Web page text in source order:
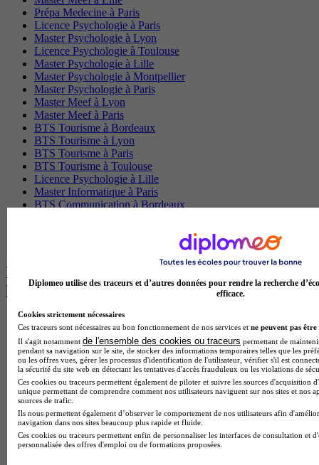
Prépa Medecine à Paris
Licence Psychologie à Paris
Master Psychologie à Lyon
Licence Psychologie à Toulouse
Master Psychologie à Lille
Master Psychologie à Montpellier
Master Psychologie à Paris
Master Meef à Lyon
Master Meef à Paris
BTS Tourisme à Bordeaux
BTS Tourisme à Lyon
BTS Tourisme à Paris
BTS Tourisme à Toulouse
Licence Psychologie à Lille
Master Informatique à Paris
BTS Communication à Bordeaux
Les intitulés de diplôme par alternance
les plus recherchés
BTS Esf en alternance
BTS Dietetique en alternance
BTS Mco en alternance
BTS Pi en alternance
BTS Sp3s en alternance
Master CCA en alternance
BTS Ndrc en alternance
BTS Sam en alternance
Cap Fleuriste en alternance
BTS Sio en alternance
MSc Marketing Digital en alternance
Diplomeo utilise des traceurs et d’autres données pour rendre la recherche
efficace.
Cookies strictement nécessaires
Ces traceurs sont nécessaires au bon fonctionnement de nos services et ne peuvent pas être
Il s'agit notamment de l'ensemble des cookies ou traceurs permettant de
pendant sa navigation sur le site, de stocker des informations temporaires telles que les
ou les offres vues, gérer les processus d'identification de l'utilisateur, vérifier s'il est
la sécurité du site web en détectant les tentatives d'accès frauduleux ou les violations de
Ces cookies ou traceurs permettent également de piloter et suivre les sources d'acquisition
unique permettant de comprendre comment nos utilisateurs naviguent sur nos sites et nos
sources de trafic.
Ils nous permettent également d’observer le comportement de nos utilisateurs afin
navigation dans nos sites beaucoup plus rapide et fluide.
Ces cookies ou traceurs permettent enfin de personnaliser les interfaces de consultation et
personnalisée des offres d'emploi ou de formations proposées.